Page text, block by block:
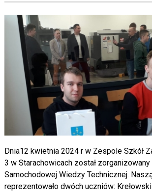
Dnia12 kwietnia 2024 r w Zespole Szkół
3 w Starachowicach został zorganizowany
Samochodowej Wiedzy Technicznej.
reprezentowało dwóch uczniów: